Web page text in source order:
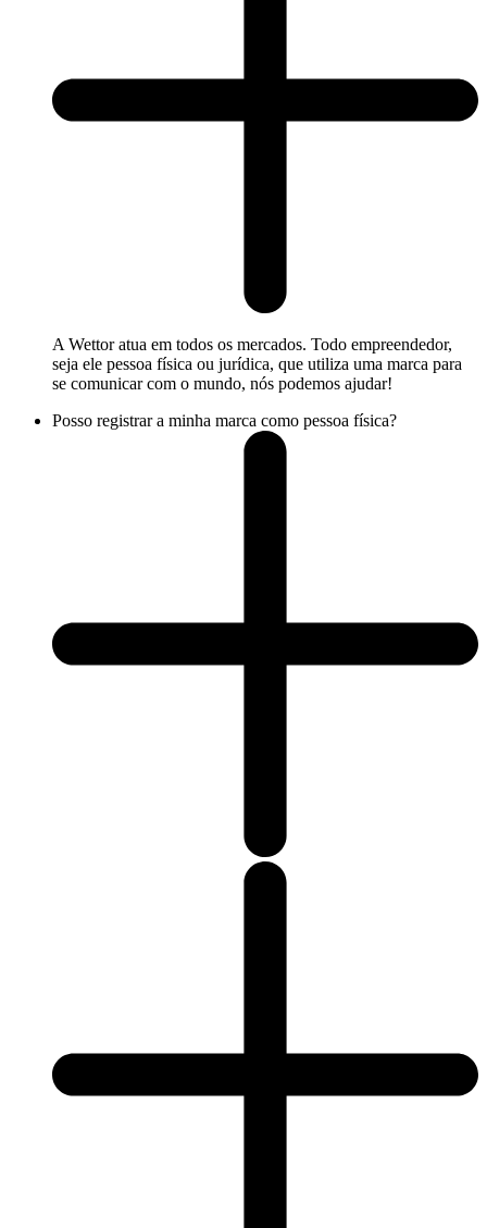
A Wettor atua em todos os mercados. Todo empreendedor,
seja ele pessoa física ou jurídica, que utiliza uma marca para
se comunicar com o mundo, nós podemos ajudar!
Posso registrar a minha marca como pessoa física?